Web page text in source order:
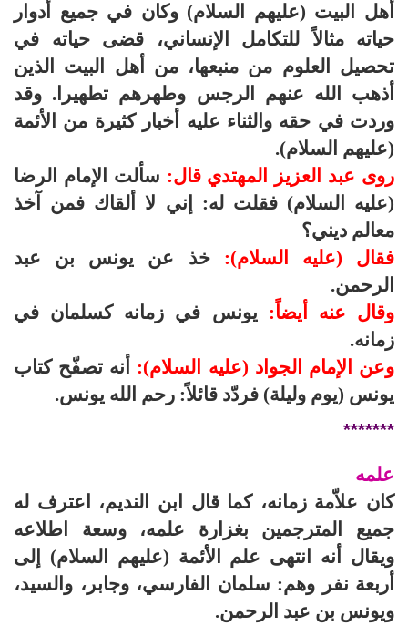
أهل البيت (عليهم السلام) وكان في جميع أدوار
حياته مثالاً للتكامل الإنساني، قضى حياته في
تحصيل العلوم من منبعها، من أهل البيت الذين
أذهب الله عنهم الرجس وطهرهم تطهيرا. وقد
وردت في حقه والثناء عليه أخبار كثيرة من الأئمة
(عليهم السلام).
روى عبد العزيز المهتدي قال: سألت الإمام الرضا
(عليه السلام) فقلت له: إني لا ألقاك فمن آخذ
معالم ديني؟
فقال (عليه السلام):خذ عن يونس بن عبد
الرحمن.
وقال عنه أيضاً: يونس في زمانه كسلمان في
زمانه.
وعن الإمام الجواد (عليه السلام):
أنه تصفّح كتاب
يونس (يوم وليلة) فردّد قائلاً: رحم الله يونس.
*******
علمه
كان علاّمة زمانه، كما قال ابن النديم، اعترف له
جميع المترجمين بغزارة علمه، وسعة اطلاعه
ويقال أنه انتهى علم الأئمة (عليهم السلام) إلى
أربعة نفر وهم: سلمان الفارسي، وجابر، والسيد،
ويونس بن عبد الرحمن.